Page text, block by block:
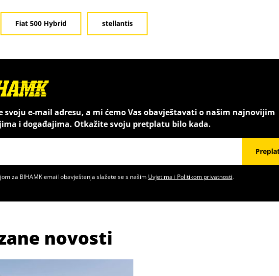
Fiat 500 Hybrid stellantis
svoju e-mail adresu, a mi ćemo Vas obavještavati o našim najnovijim
i događajima. Otkažite svoju pretplatu bilo kada.
za BIHAMK email obavještenja slažete se s našim Uvjetima i Politikom privatnosti.
novosti